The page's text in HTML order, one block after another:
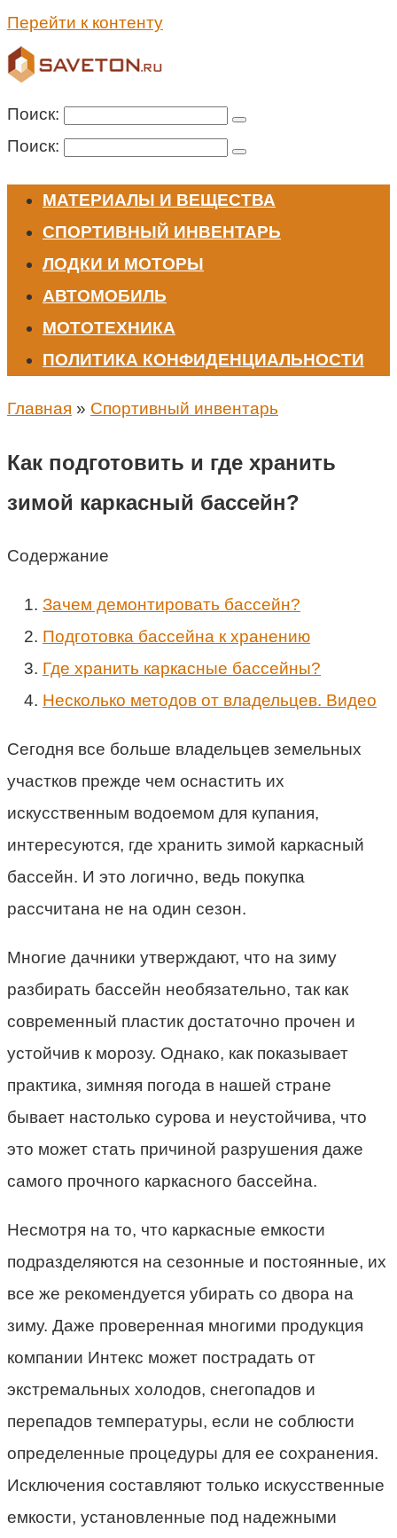
Перейти к контенту
Поиск:
Поиск:
МАТЕРИАЛЫ И ВЕЩЕСТВА
СПОРТИВНЫЙ ИНВЕНТАРЬ
ЛОДКИ И МОТОРЫ
АВТОМОБИЛЬ
МОТОТЕХНИКА
ПОЛИТИКА КОНФИДЕНЦИАЛЬНОСТИ
Главная » Спортивный инвентарь
Как подготовить и где хранить
зимой каркасный бассейн?
Содержание
Зачем демонтировать бассейн?
Подготовка бассейна к хранению
Где хранить каркасные бассейны?
Несколько методов от владельцев. Видео
Сегодня все больше владельцев земельных
участков прежде чем оснастить их
искусственным водоемом для купания,
интересуются, где хранить зимой каркасный
бассейн. И это логично, ведь покупка
рассчитана не на один сезон.
Многие дачники утверждают, что на зиму
разбирать бассейн необязательно, так как
современный пластик достаточно прочен и
устойчив к морозу. Однако, как показывает
практика, зимняя погода в нашей стране
бывает настолько сурова и неустойчива, что
это может стать причиной разрушения даже
самого прочного каркасного бассейна.
Несмотря на то, что каркасные емкости
подразделяются на сезонные и постоянные, их
все же рекомендуется убирать со двора на
зиму. Даже проверенная многими продукция
компании Интекс может пострадать от
экстремальных холодов, снегопадов и
перепадов температуры, если не соблюсти
определенные процедуры для ее сохранения.
Исключения составляют только искусственные
емкости, установленные под надежными